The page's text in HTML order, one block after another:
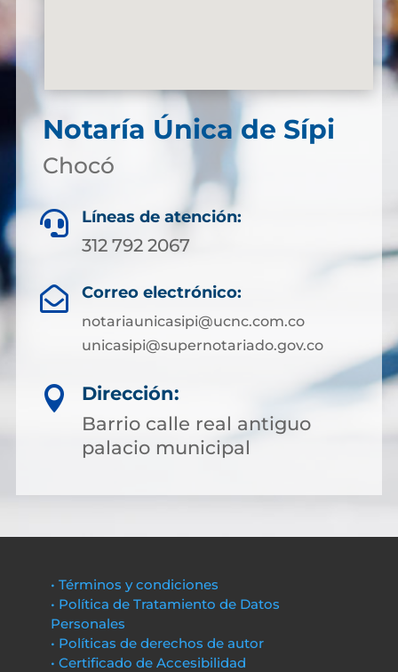
Notaría Única de Sípi
Chocó
 Líneas de atención:
312 792 2067
 Correo electrónico:
notariaunicasipi@ucnc.com.co
unicasipi@supernotariado.gov.co

Dirección:
Barrio calle real antiguo
palacio municipal
• Términos y condiciones
• Política de Tratamiento de Datos
Personales
• Políticas de derechos de autor
• Certificado de Accesibilidad